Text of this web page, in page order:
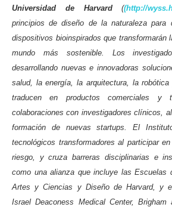
Universidad de Harvard((http://
principios de diseño de la naturaleza para
dispositivos bioinspirados que transformarán
mundo más sostenible. Los
desarrollando nuevas e innovadoras
salud, la energía, la arquitectura, la
traducen en productos comerciales y
colaboraciones con investigadores clínicos,
formación de nuevas startups. El
tecnológicos transformadores al participar
riesgo, y cruza barreras disciplinarias e
como una alianza que incluye las Escuelas
Artes y Ciencias y Diseño de Harvard, y
Israel Deaconess Medical Center, Brigham